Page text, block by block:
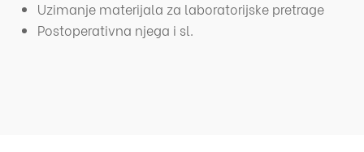
Uzimanje materijala za laboratorijske pretrage
Postoperativna njega i sl.